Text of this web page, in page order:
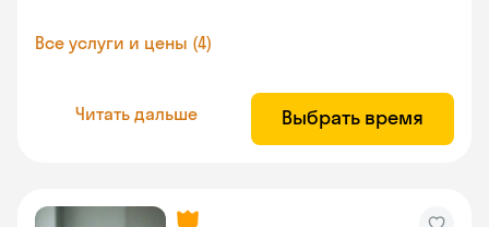
Все услуги и цены (4)
Читать дальше Выбрать время